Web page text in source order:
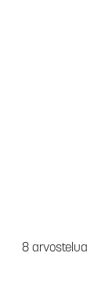
8 arvostelua